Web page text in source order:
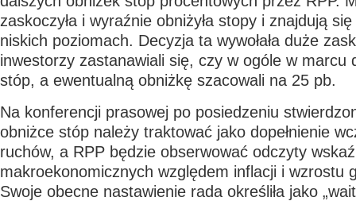
zaskoczyła i wyraźnie obniżyła stopy i znajdują
niskich poziomach. Decyzja ta wywołała duże
inwestorzy zastanawiali się, czy w ogóle w marcu
stóp, a ewentualną obniżkę szacowali na 25 pb.
Na konferencji prasowej po posiedzeniu
obniżce stóp należy traktować jako dopełnienie
ruchów, a RPP będzie obserwować odczyty
makroekonomicznych względem inflacji i wzrostu
Swoje obecne nastawienie rada określiła jako